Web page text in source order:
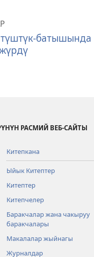
РАСМИЙ ВЕБ-САЙТЫ
Китепкана
Ыйык Китептер
Китептер
Китепчелер
Баракчалар жана чакыруу
баракчалары
Макалалар жыйнагы
Журналдар